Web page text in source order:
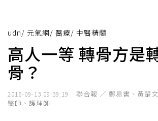
udn/ 元氣網/ 醫療/ 中醫精髓
高人一等 轉骨方是
骨？
2016-09-13 09:39:19
聯合報 ／ 鄭易書、黃楚
醫師、護理師